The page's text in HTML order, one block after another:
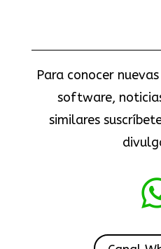
Para conocer
software,
similares